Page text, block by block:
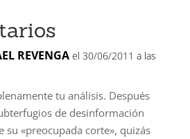
REVENGA el 30/06/2011 a las
tu análisis. Después
de desinformación
su «preocupada corte», quizás